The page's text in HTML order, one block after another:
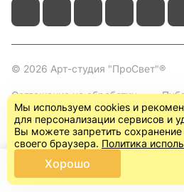
© 2026 Арт-студия "ПроСвет"®
Соглашение на обработку
персональных данных
Главная Каталог
Мы используем cookies и
для персонализации сервисов и
Вы можете запретить
своего браузера. Политика
Хорошо